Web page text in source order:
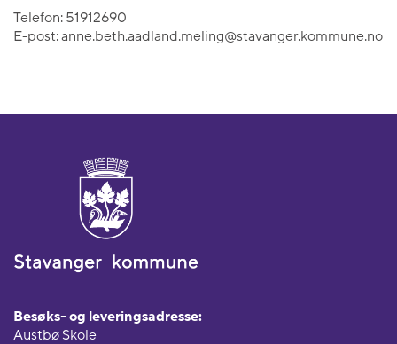
Telefon: 51912690
E-post:anne.beth.aadland.meling@stavanger.kommune.no
Besøks- og leveringsadresse:
Austbø Skole